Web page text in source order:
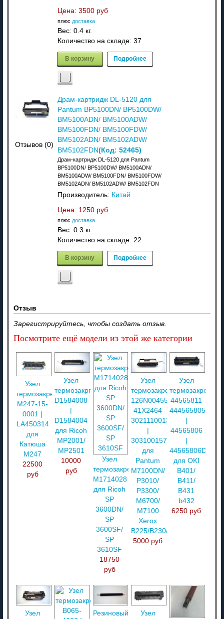
Цена: 3500 руб
плюс доставка
Вес: 0.4 кг.
Количество на складе: 37
В корзину Подробнее
Отзывов (0)
Драм-картридж DL-5120 для
Pantum BP5100DN/ BP5100DW/
BM5100ADN/ BM5100ADW/
BM5100FDN/ BM5100FDW/
BM5102ADN/ BM5102ADW/
BM5102FDN(Код: 52465)
Драм-картридж DL-5120 для Pantum
BP5100DN/ BP5100DW/ BM5100ADN/
BM5100ADW/ BM5100FDN/ BM5100FDW/
BM5102ADN/ BM5102ADW/ BM5102FDN
Производитель: Китай
Цена: 1250 руб
плюс доставка
Вес: 0.3 кг.
Количество на складе: 22
В корзину Подробнее
Отзыв
Зарегистрируйтесь, чтобы создать отзыв.
Посмотрите ещё модели из этой же категории
Узел
термозакрепления
M247-15-
0001 |
LA450314
для
Катюша
M247
22500
руб
Узел
термозакрпления
D1584008
D1584004
для Ricoh
MP2001/
MP2501
10000
руб
Узел
термозакрепления
M1714028
для Ricoh
SP
3600DN/
SP
3600SF/
SP
3610SF
18750
руб
Узел
термозакрепления
126N00455
41X2464
302111001301
303100157901
для
Pantum
M7100DN/
P3010/
P3300/
M6700/
M7100
Xerox
B225/B230/B235
5000 руб
Узел
44565811
444565805
44565806
44565806DA
для OKI
B401/
B411/
B431
b432
6250 руб
Узел
Резиновый
Узел